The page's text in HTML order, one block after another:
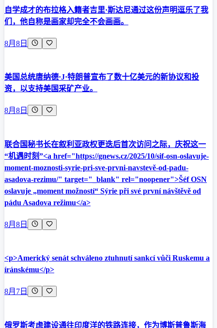
自学成才的布拉格入籍者吉里·斯达尼通过这份声明逗乐了我
们，他自称是画家却完全不会画画。
8月8日
美国总统唐纳德·J·特朗普宣布了数十亿美元的新协议和投
资，以支持美国采矿产业。
8月8日
联合国秘书长在叙利亚政权更迭后首次访问之际，庆祝这一
“机遇时刻”<a href="https://gnews.cz/2025/10/sif-osn-oslavuje-
moment-moznosti-syrie-pri-sve-prvni-navstevě-od-padu-
asadova-rezimu/" target="_blank" rel="noopener">Šéf OSN
oslavuje „moment možností“ Sýrie při své první návštěvě od
pádu Asadova režimu</a>
8月8日
<p>Americký senát schváleno ztuhnutí sankcí vůči Ruskemu a
íránskému</p>
8月7日
俄罗斯考虑建设通往印度洋的铁路连接，作为博斯普鲁斯海